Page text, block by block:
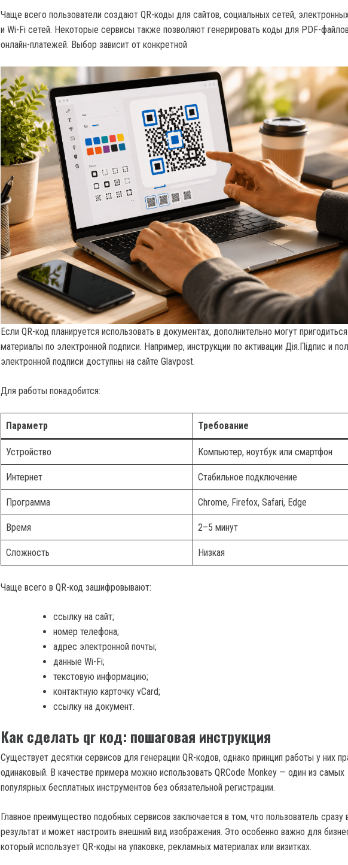
Чаще всего пользователи создают QR-коды для сайтов, социальных сетей,
и Wi-Fi сетей. Некоторые сервисы также позволяют генерировать коды для PDF-
онлайн-платежей. Выбор зависит от конкретной
Если QR-код планируется использовать в документах, дополнительно могут пригодиться
материалы по электронной подписи. Например, инструкции по активации Дія.Підпис и
электронной подписи доступны на сайте Glavpost.
Для работы понадобится:
Параметр Требование
Устройство Компьютер, ноутбук или смартфон
Интернет Стабильное подключение
Программа Chrome, Firefox, Safari, Edge
Время 2–5 минут
Сложность Низкая
Чаще всего в QR-код зашифровывают:
ссылку на сайт;
номер телефона;
адрес электронной почты;
данные Wi-Fi;
текстовую информацию;
контактную карточку vCard;
ссылку на документ.
Как сделать qr код: пошаговая инструкция
Существует десятки сервисов для генерации QR-кодов, однако принцип работы у них
одинаковый. В качестве примера можно использовать QRCode Monkey — один из самых
популярных бесплатных инструментов без обязательной регистрации.
Главное преимущество подобных сервисов заключается в том, что пользователь сразу
результат и может настроить внешний вид изображения. Это особенно важно для
который использует QR-коды на упаковке, рекламных материалах или визитках.